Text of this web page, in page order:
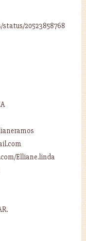
20523858768
Elliane.linda